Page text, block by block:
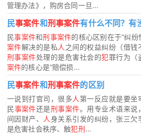
管理办法》，购房合同一旦...
民事案件和刑事案件有什么不同？有
民事案件和刑事案件的核心区别在于“纠纷
案件解决的是私人 之间的权益纠纷（借
刑事案件处理的是危害社会的犯罪行为（
案件的核心是“赔偿损...
民事案件和刑事案件的区别
一说到打官司，很多人 第一反应就是要坐
民事案件还是刑事案件。用专业术语来说
间因财产、 人 身关系引发的纠纷，张三欠
是危害社会秩序、触犯刑...